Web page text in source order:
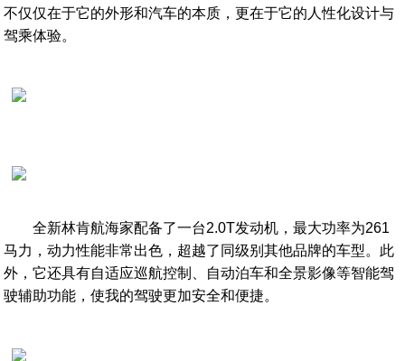
不仅仅在于它的外形和汽车的本质，更在于它的人性化设计与
驾乘体验。
全新林肯航海家配备了一台2.0T发动机，最大功率为261
马力，动力性能非常出色，超越了同级别其他品牌的车型。此
外，它还具有自适应巡航控制、自动泊车和全景影像等智能驾
驶辅助功能，使我的驾驶更加安全和便捷。